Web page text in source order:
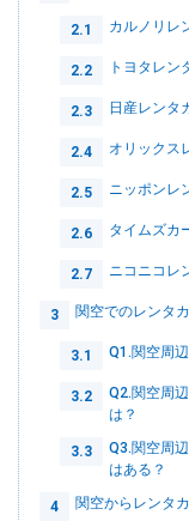
2.1 カルノリレ
2.2 トヨタレン
2.3 日産レンタ
2.4 オリックス
2.5 ニッポンレ
2.6 タイムズカ
2.7 ニコニコレ
3 関空でのレンタ
3.1 Q1.関空周
3.2
Q2.関空周
は？
3.3
Q3.関空周
はある？
4 関空からレンタ